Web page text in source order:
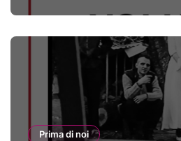
Prima di noi